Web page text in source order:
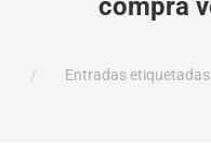
compra
Entradas